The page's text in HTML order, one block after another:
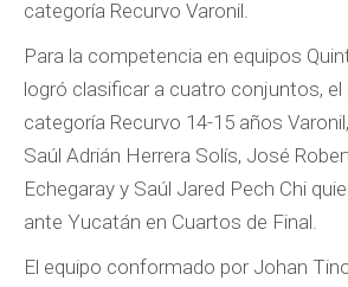
categoría Recurvo Varonil.
Para la competencia en equipos
logró clasificar a cuatro conjuntos, el
categoría Recurvo 14-15 años
Saúl Adrián Herrera Solís, José
Echegaray y Saúl Jared Pech Chi
ante Yucatán en Cuartos de Final.
El equipo conformado por Johan